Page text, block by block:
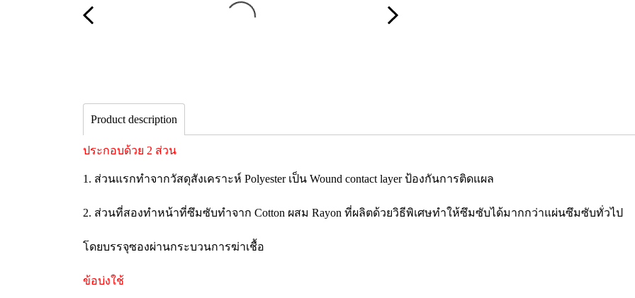
Product description
ประกอบด้วย 2 ส่วน
1. ส่วนแรกทำจากวัสดุสังเคราะห์ Polyester เป็น Wound contact layer ป้องกันการติดแผล
2. ส่วนที่สองทำหน้าที่ซึมซับทำจาก Cotton ผสม Rayon ที่ผลิตด้วยวิธีพิเศษทำให้ซึมซับได้มากกว่าแผ่นซึมซับทั่วไป
โดยบรรจุซองผ่านกระบวนการฆ่าเชื้อ
ข้อบ่งใช้